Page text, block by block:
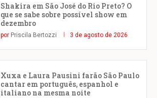
Shakira em São José do Rio Preto? O
que se sabe sobre possível show em
dezembro
por Priscila Bertozzi 3 de agosto de 2026
Xuxa e Laura Pausini farão São Paulo
cantar em português, espanhol e
italiano na mesma noite